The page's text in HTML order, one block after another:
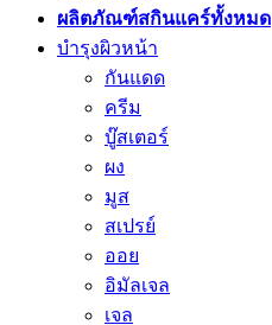
ผลิตภัณฑ์สกินแคร์ทั้งหมด
บำรุงผิวหน้า
กันแดด
ครีม
บู๊สเตอร์
ผง
มูส
สเปรย์
ออย
อิมัลเจล
เจล